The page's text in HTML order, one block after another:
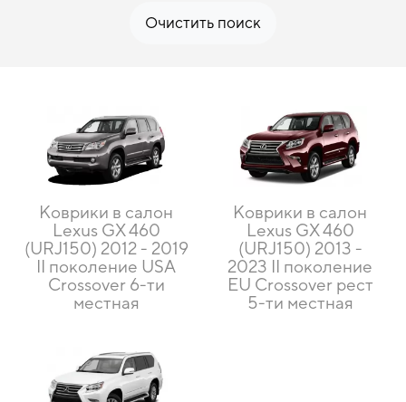
Очистить поиск
Коврики в салон
Lexus GX 460
(URJ150) 2012 - 2019
II поколение USA
Crossover 6-ти
местная
Коврики в салон
Lexus GX 460
(URJ150) 2013 -
2023 II поколение
EU Crossover рест
5-ти местная